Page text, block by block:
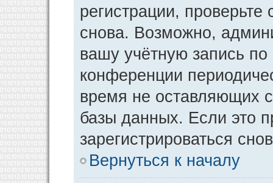
регистрации,
снова. Возможно,
вашу учётную запись
конференции
время не оставляющих
базы данных. Если это
зарегистрироваться
Вернуться к началу